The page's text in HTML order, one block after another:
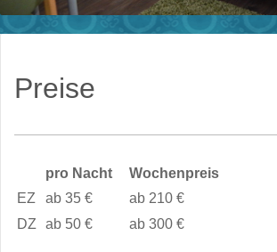
Preise
pro Nacht
Wochenpreis
EZ
ab 35 €
ab 210 €
DZ
ab 50 € ab 300 €